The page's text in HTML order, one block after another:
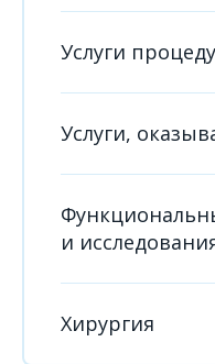
Услуги
Услуги,
и
Хирургия